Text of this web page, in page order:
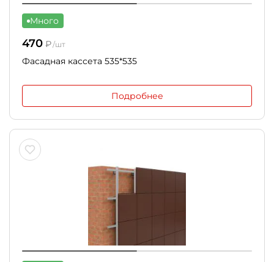
Много
470 ₽/шт
Фасадная кассета 535*535
Подробнее